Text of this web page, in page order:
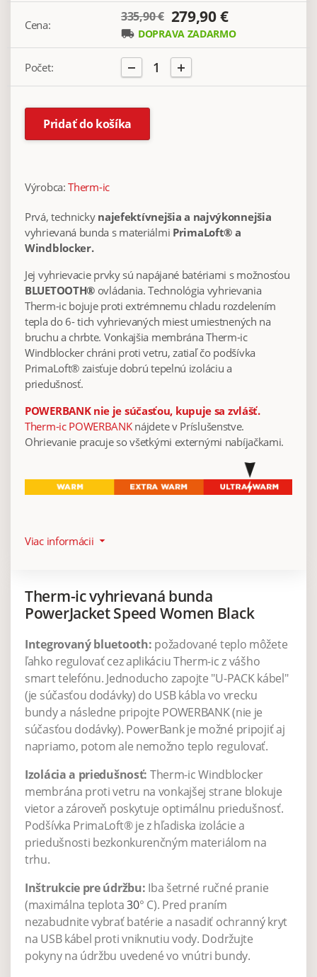
Výrobca:Therm-ic
Prvá, technicky najefektívnejšia a najvýkonnejšia
vyhrievaná bunda s materiálmi PrimaLoft® a
Windblocker.
Jej vyhrievacie prvky sú napájané batériami s možnosťou
BLUETOOTH® ovládania. Technológia vyhrievania
Therm-ic bojuje proti extrémnemu chladu rozdelením
tepla do 6- tich vyhrievaných miest umiestnených na
bruchu a chrbte. Vonkajšia membrána Therm-ic
Windblocker chráni proti vetru, zatiaľ čo podšívka
PrimaLoft® zaisťuje dobrú tepelnú izoláciu a
priedušnosť.
POWERBANK nie je súčasťou, kupuje sa zvlášť.
Therm-ic POWERBANKnájdete v Príslušenstve.
Ohrievanie pracuje so všetkými externými nabíjačkami.
Viac informácii arrow_drop_down
Cena:
335,90 € 279,90 €
local_shipping DOPRAVA ZADARMO
Počet: − 1 +
Pridať do košíka
Therm-ic vyhrievaná bunda
PowerJacket Speed Women Black
Integrovaný bluetooth: požadované teplo môžete
ľahko regulovať cez aplikáciu Therm-ic z vášho
smart telefónu. Jednoducho zapojte "U-PACK kábel"
(je súčasťou dodávky) do USB kábla vo vrecku
bundy a následne pripojte POWERBANK (nie je
súčasťou dodávky). PowerBank je možné pripojiť aj
napriamo, potom ale nemožno teplo regulovať.
Izolácia a priedušnosť: Therm-ic Windblocker
membrána proti vetru na vonkajšej strane blokuje
vietor a zároveň poskytuje optimálnu priedušnosť.
Podšívka PrimaLoft® je z hľadiska izolácie a
priedušnosti bezkonkurenčným materiálom na
trhu.
Inštrukcie pre údržbu: Iba šetrné ručné pranie
(maximálna teplota30° C). Pred praním
nezabudnite vybrať batérie a nasadiť ochranný kryt
na USB kábel proti vniknutiu vody. Dodržujte
pokyny na údržbu uvedené vo vnútri bundy.